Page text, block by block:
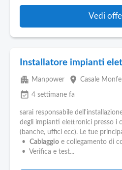
Vedi
Installatore impianti
apartment Manpower place Casale
event_available 4 settimane fa
sarai responsabile
degli impianti elettronici presso i
(banche, uffici ecc). Le tue
• Cablaggio e collegamento di
• Verifica e test...